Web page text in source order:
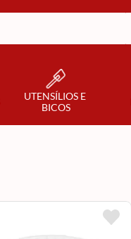
UTENSÍLIOS E
BICOS